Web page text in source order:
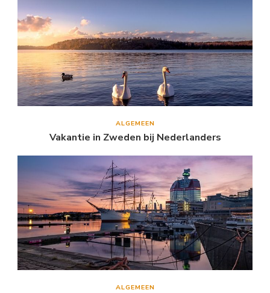
ALGEMEEN
Vakantie in Zweden bij Nederlanders
ALGEMEEN